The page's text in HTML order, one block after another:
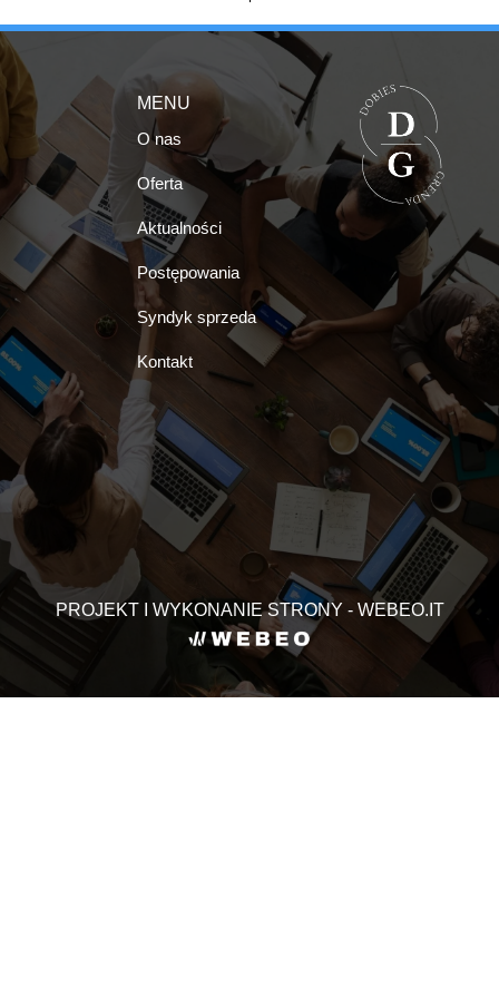
MENU
O nas
Oferta
Aktualności
Postępowania
Syndyk sprzeda
Kontakt
PROJEKT I WYKONANIE STRONY - WEBEO.IT